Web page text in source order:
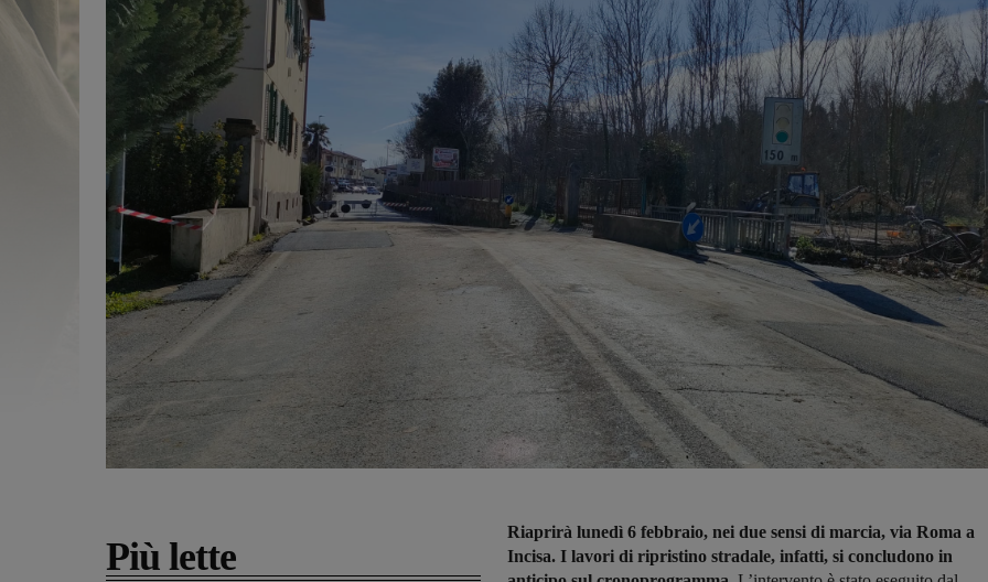
Più lette
Riaprirà lunedì 6 febbraio, nei due sensi di marcia, via Roma a
Incisa. I lavori di ripristino stradale, infatti, si concludono in